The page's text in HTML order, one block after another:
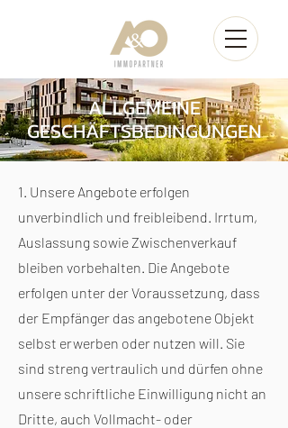
ALLGEMEINE
GESCHÄFTSBEDINGUNGEN
1. Unsere Angebote erfolgen
unverbindlich und freibleibend. Irrtum,
Auslassung sowie Zwischenverkauf
bleiben vorbehalten. Die Angebote
erfolgen unter der Voraussetzung, dass
der Empfänger das angebotene Objekt
selbst erwerben oder nutzen will. Sie
sind streng vertraulich und dürfen ohne
unsere schriftliche Einwilligung nicht an
Dritte, auch Vollmacht- oder